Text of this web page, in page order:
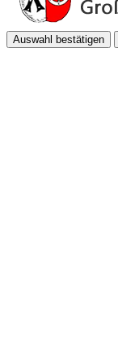
Auswahl bestätigen